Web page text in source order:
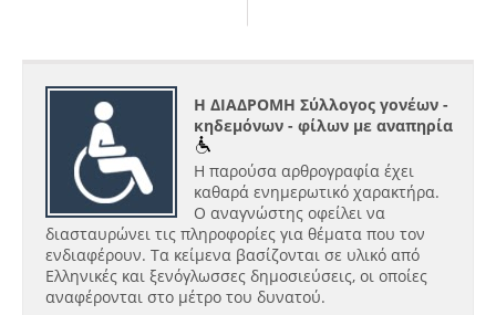
Η ΔΙΑΔΡΟΜΗ Σύλλογος γονέων -
κηδεμόνων - φίλων με αναπηρία
Η παρούσα αρθρογραφία έχει
καθαρά ενημερωτικό χαρακτήρα.
Ο αναγνώστης οφείλει να
διασταυρώνει τις πληροφορίες για θέματα που τον
ενδιαφέρουν. Τα κείμενα βασίζονται σε υλικό από
Ελληνικές και ξενόγλωσσες δημοσιεύσεις, οι οποίες
αναφέρονται στο μέτρο του δυνατού.